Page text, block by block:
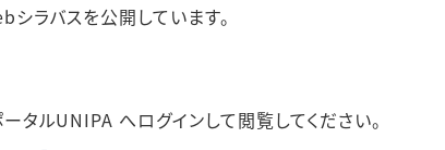
ラバスを公開しています。
タルUNIPA へログインして閲覧してください。